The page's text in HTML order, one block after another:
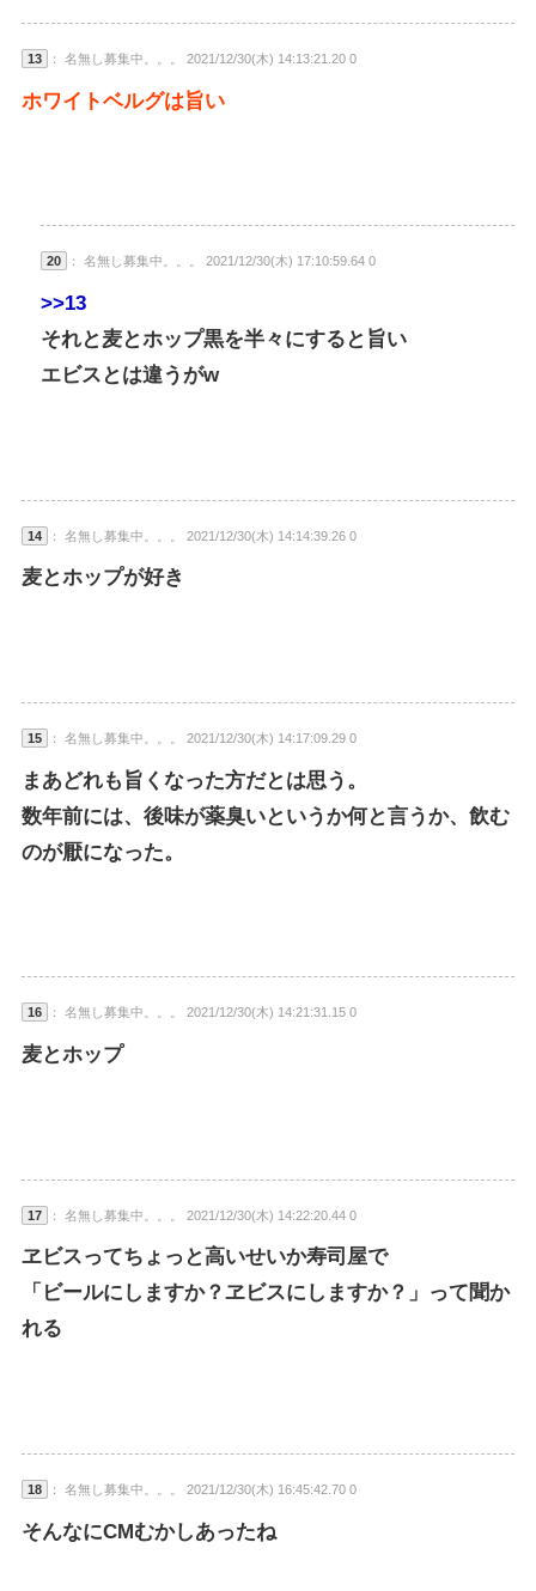
13 ： 名無し募集中。。。 2021/12/30(木) 14:13:21.20 0
ホワイトベルグは旨い
20 ： 名無し募集中。。。 2021/12/30(木) 17:10:59.64 0
>>13
それと麦とホップ黒を半々にすると旨い
エビスとは違うがw
14 ： 名無し募集中。。。 2021/12/30(木) 14:14:39.26 0
麦とホップが好き
15 ： 名無し募集中。。。 2021/12/30(木) 14:17:09.29 0
まあどれも旨くなった方だとは思う。
数年前には、後味が薬臭いというか何と言うか、飲む
のが厭になった。
16 ： 名無し募集中。。。 2021/12/30(木) 14:21:31.15 0
麦とホップ
17 ： 名無し募集中。。。 2021/12/30(木) 14:22:20.44 0
ヱビスってちょっと高いせいか寿司屋で
「ビールにしますか？ヱビスにしますか？」って聞か
れる
18 ： 名無し募集中。。。 2021/12/30(木) 16:45:42.70 0
そんなにCMむかしあったね